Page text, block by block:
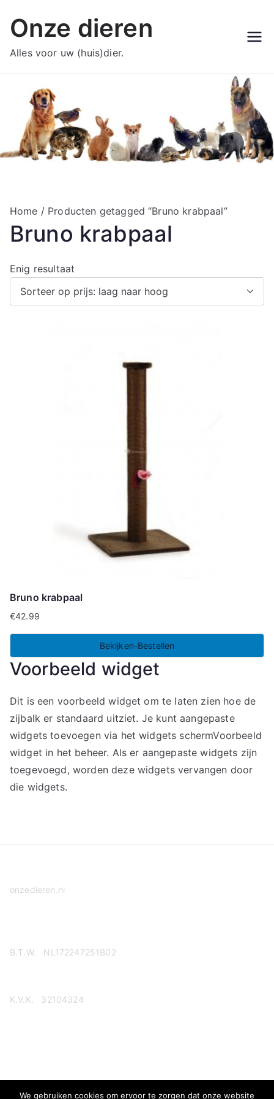
naar
inhoud
Onze dieren
Alles voor uw (huis)dier.
Home / Producten getagged “Bruno krabpaal”
Bruno krabpaal
Enig resultaat
Bruno krabpaal
€42.99
Bekijken-Bestellen
Voorbeeld widget
Dit is een voorbeeld widget om te laten zien hoe de
zijbalk er standaard uitziet. Je kunt aangepaste
widgets toevoegen via het widgets schermVoorbeeld
widget in het beheer. Als er aangepaste widgets zijn
toegevoegd, worden deze widgets vervangen door
die widgets.
onzedieren.nl
B.T.W. NL172247251B02
K.V.K. 32104324
We gebruiken cookies om ervoor te zorgen dat onze website